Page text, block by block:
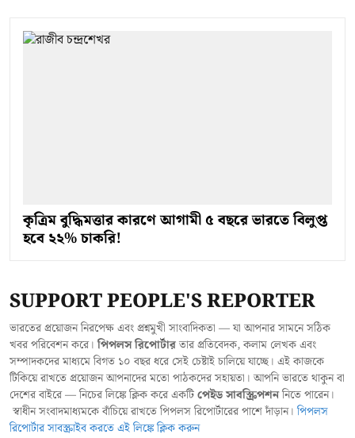
কৃত্রিম বুদ্ধিমত্তার কারণে আগামী ৫ বছরে ভারতে বিলুপ্ত
হবে ২২% চাকরি!
SUPPORT PEOPLE'S REPORTER
ভারতের প্রয়োজন নিরপেক্ষ এবং প্রশ্নমুখী সাংবাদিকতা — যা আপনার সামনে সঠিক
খবর পরিবেশন করে।পিপলস রিপোর্টারতার প্রতিবেদক, কলাম লেখক এবং
সম্পাদকদের মাধ্যমে বিগত ১০ বছর ধরে সেই চেষ্টাই চালিয়ে যাচ্ছে। এই কাজকে
টিকিয়ে রাখতে প্রয়োজন আপনাদের মতো পাঠকদের সহায়তা। আপনি ভারতে থাকুন বা
দেশের বাইরে — নিচের লিঙ্কে ক্লিক করে একটিপেইড সাবস্ক্রিপশননিতে পারেন।
স্বাধীন সংবাদমাধ্যমকে বাঁচিয়ে রাখতে পিপলস রিপোর্টারের পাশে দাঁড়ান।পিপলস
রিপোর্টার সাবস্ক্রাইব করতে এই লিঙ্কে ক্লিক করুন